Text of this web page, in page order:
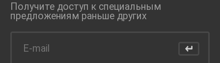
Получите доступ к специальным
предложениям раньше других